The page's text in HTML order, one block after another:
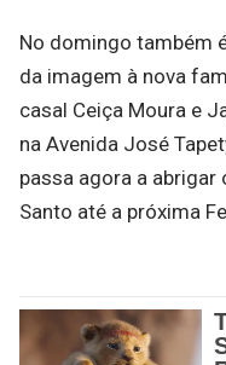
No domingo também
da imagem à nova
casal Ceiça Moura e
na Avenida José
passa agora a abrigar
Santo até a próxima